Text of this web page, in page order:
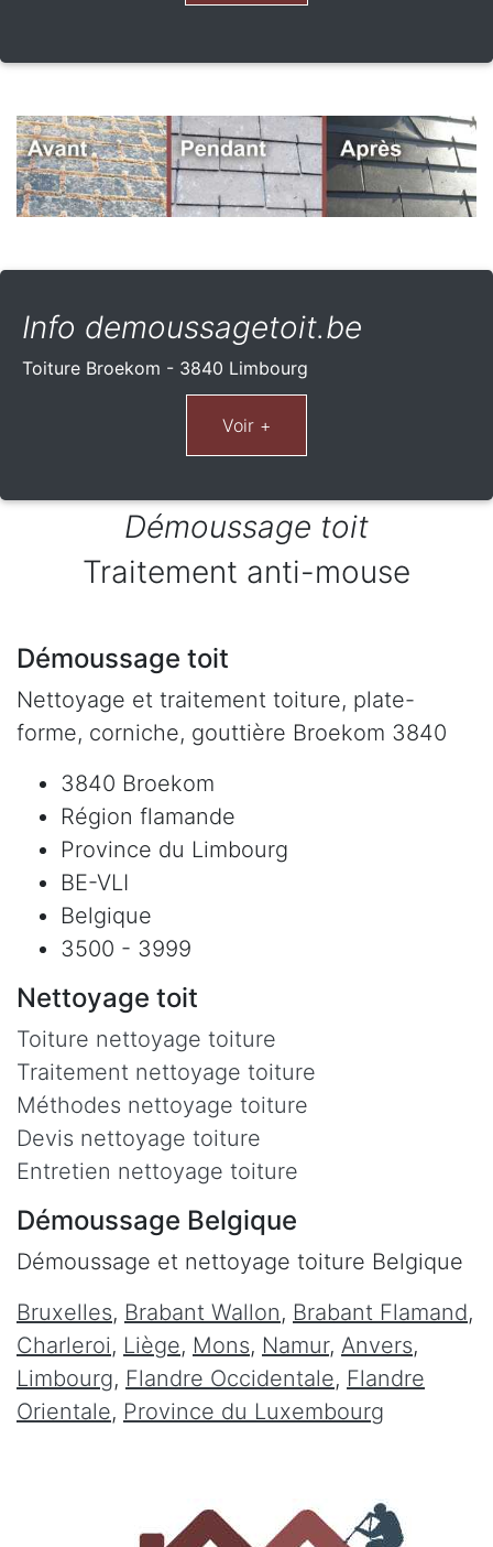
Info demoussagetoit.be
Toiture Broekom - 3840 Limbourg
Démoussage toit
Traitement anti-mouse
Démoussage toit
Nettoyage et traitement toiture, plate-
forme, corniche, gouttière Broekom 3840
3840 Broekom
Région flamande
Province du Limbourg
BE-VLI
Belgique
3500 - 3999
Nettoyage toit
Toiture nettoyage toiture
Traitement nettoyage toiture
Méthodes nettoyage toiture
Devis nettoyage toiture
Entretien nettoyage toiture
Démoussage Belgique
Démoussage et nettoyage toiture Belgique
Bruxelles, Brabant Wallon, Brabant Flamand,
Charleroi, Liège, Mons, Namur, Anvers,
Limbourg, Flandre Occidentale, Flandre
Orientale, Province du Luxembourg